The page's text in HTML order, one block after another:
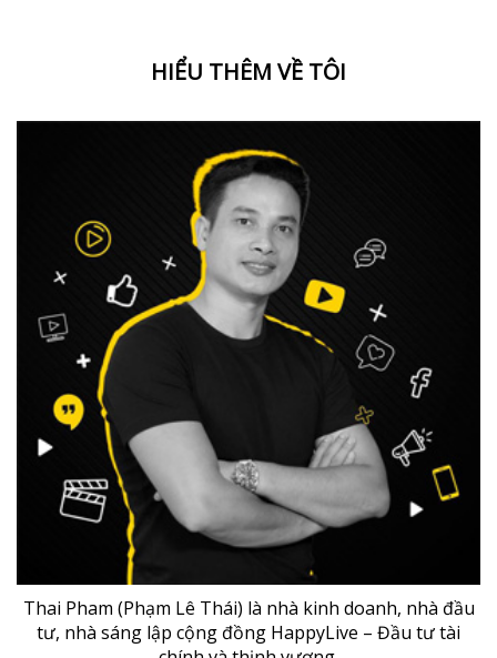
HIỂU THÊM VỀ TÔI
Thai Pham (Phạm Lê Thái) là nhà kinh doanh, nhà đầu
tư, nhà sáng lập cộng đồng HappyLive – Đầu tư tài